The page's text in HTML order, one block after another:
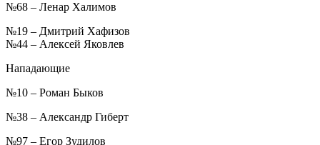
№68 – Ленар Халимов
№19 – Дмитрий Хафизов
№44 – Алексей Яковлев
Нападающие
№10 – Роман Быков
№38 – Александр Гиберт
№97 – Егор Зудилов